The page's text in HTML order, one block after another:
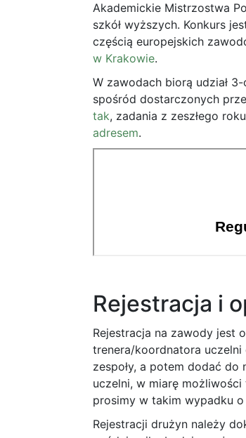
Akademickie Mistrzostwa
szkół wyższych. Konkurs
częścią europejskich
w Krakowie.
W zawodach biorą udział
spośród dostarczonych
tak, zadania z zeszłego
adresem.
Rejestracja i
Rejestracja na zawody jest
trenera/koordnatora uczelni
zespoły, a potem dodać
uczelni, w miarę
prosimy w takim wypadku
Rejestracji drużyn należy